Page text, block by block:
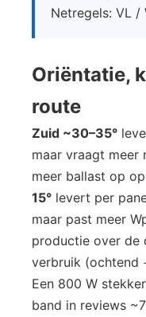
Netregels: VL /
Oriëntatie,
route
Zuid ~30–35°
maar vraagt meer
meer ballast op
15° levert per
maar past meer
productie over
verbruik (ochtend
Een 800 W
band in reviews